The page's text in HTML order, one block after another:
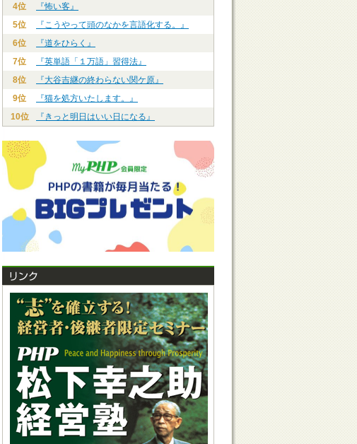
4位
『怖い客』
5位
『こうやって頭のなかを言語化する。』
6位
『道をひらく』
7位
『英単語「１万語」習得法』
8位
『大谷吉継の終わらない関ケ原』
9位
『猫を処方いたします。』
10位
『きっと明日はいい日になる』